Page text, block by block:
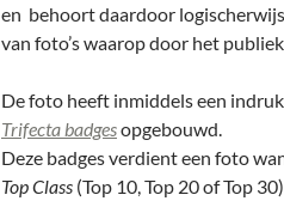
en behoort daardoor
van foto’s waarop door het
De foto heeft inmiddels een
Trifecta badgesopgebouwd.
Deze badges verdient een foto
Top Class (Top 10, Top 20 of Top